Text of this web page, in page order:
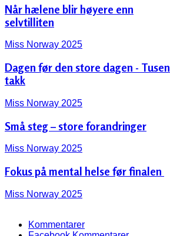
Når hælene blir høyere enn
selvtilliten
Miss Norway 2025
Dagen før den store dagen - Tusen
takk
Miss Norway 2025
Små steg – store forandringer
Miss Norway 2025
Fokus på mental helse før finalen ‍️
Miss Norway 2025
Kommentarer